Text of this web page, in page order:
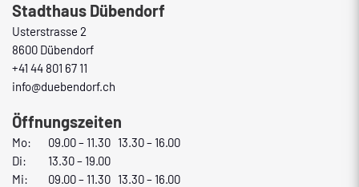
Stadthaus Dübendorf
Usterstrasse 2
8600 Dübendorf
+41 44 801 67 11
info@duebendorf.ch
Öffnungszeiten
Mo:
09.00 – 11.30 13.30 – 16.00
Di:
13.30 – 19.00
Mi:
09.00 – 11.30 13.30 – 16.00